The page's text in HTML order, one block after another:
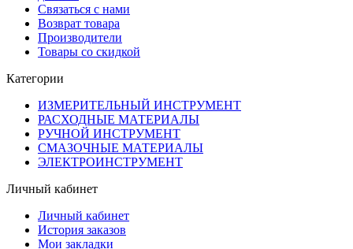
Связаться с нами
Возврат товара
Производители
Товары со скидкой
Категории
ИЗМЕРИТЕЛЬНЫЙ ИНСТРУМЕНТ
РАСХОДНЫЕ МАТЕРИАЛЫ
РУЧНОЙ ИНСТРУМЕНТ
СМАЗОЧНЫЕ МАТЕРИАЛЫ
ЭЛЕКТРОИНСТРУМЕНТ
Личный кабинет
Личный кабинет
История заказов
Мои закладки